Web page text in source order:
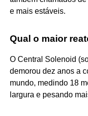
e mais estáveis.
Qual o maior
O Central Solenoid
demorou dez anos a
mundo, medindo 18
largura e pesando